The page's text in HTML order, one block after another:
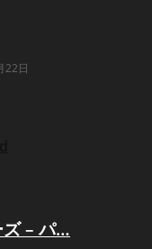
22日
ズ – パ…